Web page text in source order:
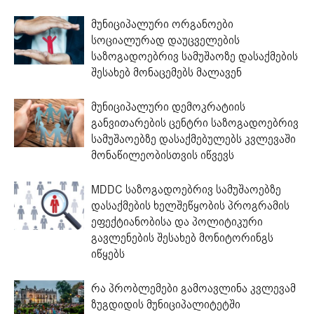
მუნიციპალური ორგანოები
სოციალურად დაუცველების
საზოგადოებრივ სამუშაოზე დასაქმების
შესახებ მონაცემებს მალავენ
მუნიციპალური დემოკრატიის
განვითარების ცენტრი საზოგადოებრივ
სამუშაოებზე დასაქმებულებს კვლევაში
მონაწილეობისთვის იწვევს
MDDC საზოგადოებრივ სამუშაოებზე
დასაქმების ხელშეწყობის პროგრამის
ეფექტიანობისა და პოლიტიკური
გავლენების შესახებ მონიტორინგს
იწყებს
რა პრობლემები გამოავლინა კვლევამ
ზუგდიდის მუნიციპალიტეტში